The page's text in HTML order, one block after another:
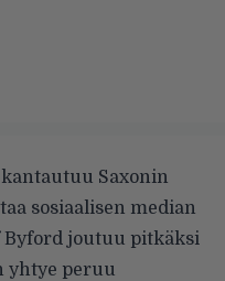
Saxonin
sosiaalisen median
Byford joutuu pitkäksi
yhtye peruu